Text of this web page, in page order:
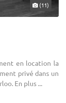
(11)
en location la
privé dans un
En plus ...